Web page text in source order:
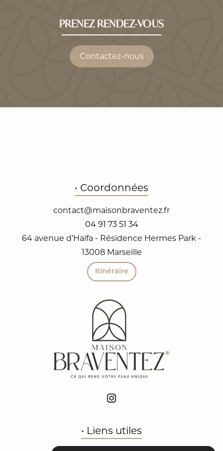
PRENEZ RENDEZ-VOUS
Contactez-nous
• Coordonnées
contact@maisonbraventez.fr
04 91 73 51 34
64 avenue d'Haïfa - Résidence Hermes Park -
13008 Marseille
Itinéraire
• Liens utiles